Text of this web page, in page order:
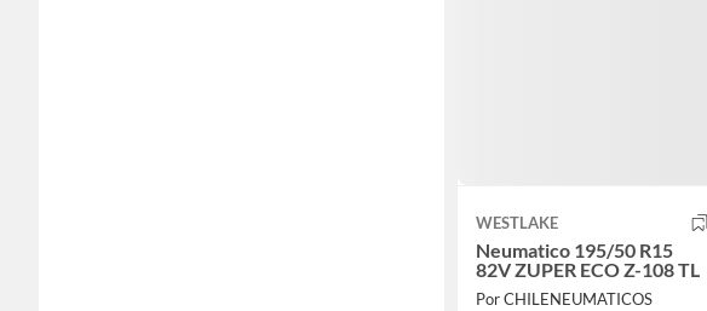
WESTLAKE
Neumatico 195/50 R15
82V ZUPER ECO Z-108 TL
Por CHILENEUMATICOS